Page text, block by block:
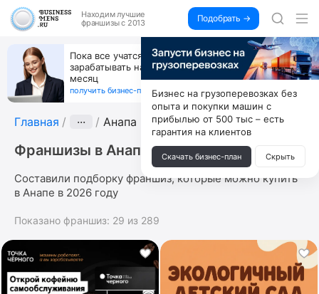
Находим лучшие
франшизы с 2013
Подобрать →
Пока все учатся пользоваться ИИ, вы можете
зарабатывать на их обучении по 500 тыс. каждый
месяц
получить бизнес-план ↓
Главная ··· Анапа
Франшизы в Анапе
Составили подборку франшиз, которые можно купить
в Анапе в 2026 году
Показано франшиз: 29 из 289
Бизнес на грузоперевозках без
опыта и покупки машин с
прибылью от 500 тыс – есть
гарантия на клиентов
Скачать бизнес-план Скрыть